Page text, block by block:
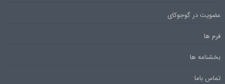
عضویت در گوجوکای
فرم ها
بخشنامه ها
تماس باما